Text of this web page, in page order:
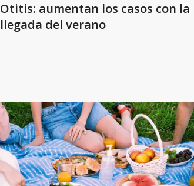
Otitis: aumentan los casos con la
llegada del verano